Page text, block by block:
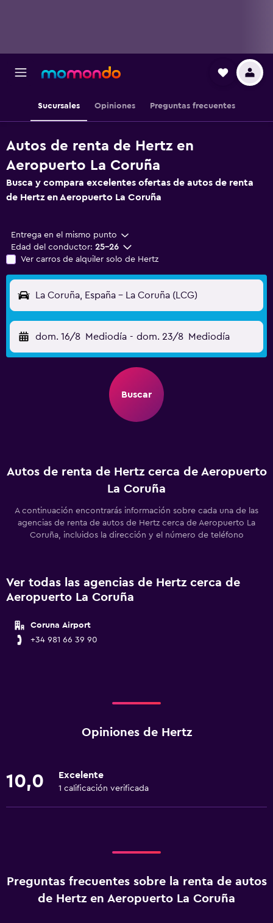
Sucursales Opiniones Preguntas frecuentes
Autos de renta de Hertz en
Aeropuerto La Coruña
Busca y compara excelentes ofertas de autos de renta
de Hertz en Aeropuerto La Coruña
Entrega en el mismo punto
Edad del conductor: 25-26
Ver carros de alquiler solo de Hertz
La Coruña, España - La Coruña (LCG)
dom. 16/8 Mediodía - dom. 23/8 Mediodía
Buscar
Autos de renta de Hertz cerca de Aeropuerto
La Coruña
A continuación encontrarás información sobre cada una de las
agencias de renta de autos de Hertz cerca de Aeropuerto La
Coruña, incluidos la dirección y el número de teléfono
Ver todas las agencias de Hertz cerca de
Aeropuerto La Coruña
Coruna Airport
+34 981 66 39 90
Opiniones de Hertz
10,0 Excelente
1 calificación verificada
Preguntas frecuentes sobre la renta de autos
de Hertz en Aeropuerto La Coruña